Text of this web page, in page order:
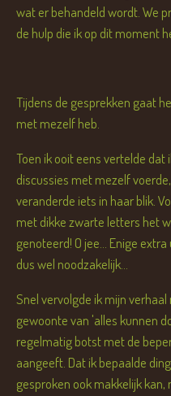
wat er behandeld wordt. We
de hulp die ik op dit moment
Tijdens de gesprekken gaat
met mezelf heb.
Toen ik ooit eens vertelde
discussies met mezelf
veranderde iets in haar blik.
met dikke zwarte letters het
genoteerd! O jee... Enige
dus wel noodzakelijk...
Snel vervolgde ik mijn
gewoonte van 'alles kunnen
regelmatig botst met de
aangeeft. Dat ik bepaalde
gesproken ook makkelijk